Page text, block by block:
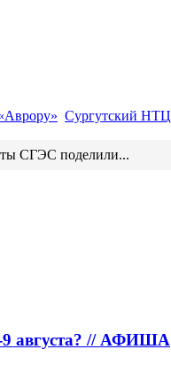
Сургутский НТЦ
СГЭС поделили...
9 августа? // АФИША